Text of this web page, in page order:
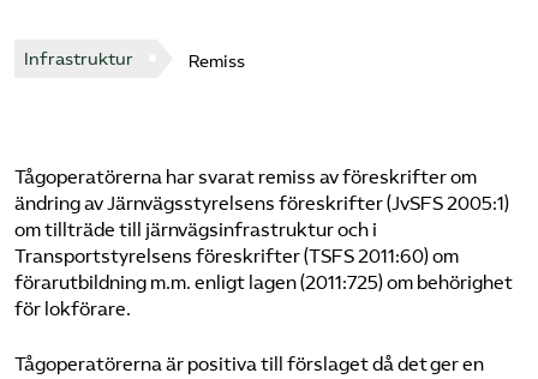
Aktiviteter
Kontakt
Mina sidor (almega.se)
Infrastruktur Remiss
Tågoperatörerna har svarat remiss av föreskrifter om
ändring av Järnvägsstyrelsens föreskrifter (JvSFS 2005:1)
om tillträde till järnvägsinfrastruktur och i
Transportstyrelsens föreskrifter (TSFS 2011:60) om
förarutbildning m.m. enligt lagen (2011:725) om behörighet
för lokförare.
Tågoperatörerna är positiva till förslaget då det ger en